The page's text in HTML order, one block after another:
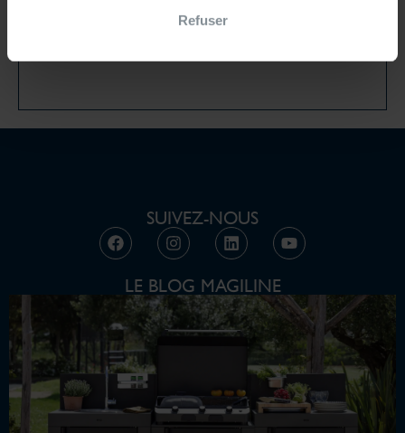
Refuser
SUIVEZ-NOUS
LE BLOG MAGILINE